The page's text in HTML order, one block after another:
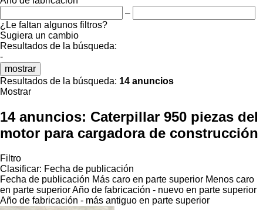
–
¿Le faltan algunos filtros?
Sugiera un cambio
Resultados de la búsqueda:
-
mostrar
Resultados de la búsqueda: 14 anuncios
Mostrar
14 anuncios: Caterpillar 950 piezas del
motor para cargadora de construcción
Filtro
Clasificar: Fecha de publicación
Fecha de publicación Más caro en parte superior Menos caro
en parte superiorAño de fabricación - nuevo en parte superior
Año de fabricación - más antiguo en parte superior